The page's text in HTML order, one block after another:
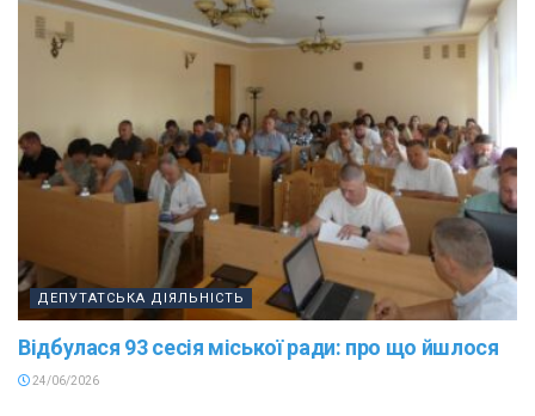
ДЕПУТАТСЬКА ДІЯЛЬНІСТЬ
Відбулася 93 сесія міської ради: про що йшлося
24/06/2026